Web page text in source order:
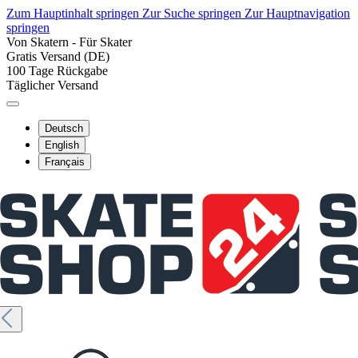
Zum Hauptinhalt springen Zur Suche springen Zur Hauptnavigation
springen
Von Skatern - Für Skater
Gratis Versand (DE)
100 Tage Rückgabe
Täglicher Versand
Deutsch
English
Français